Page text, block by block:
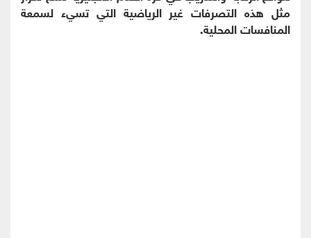
مثل هذه التصرفات غير الرياضية التي تسيء لسمعة
المنافسات المحلية.